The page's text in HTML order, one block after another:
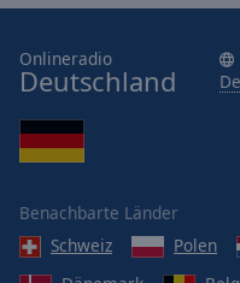
Onlineradio
Deutschland
Benachbarte Länder
Schweiz
Polen